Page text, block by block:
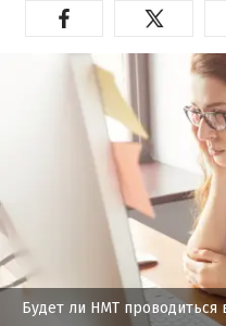
Будет ли НМТ проводиться